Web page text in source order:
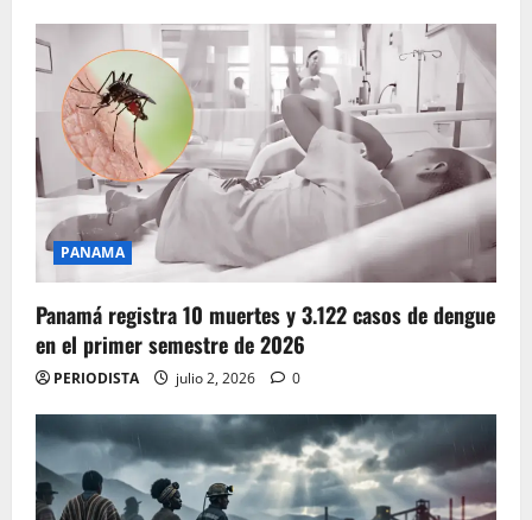
PANAMA
Panamá registra 10 muertes y 3.122 casos de dengue
en el primer semestre de 2026
PERIODISTA julio 2, 2026 0